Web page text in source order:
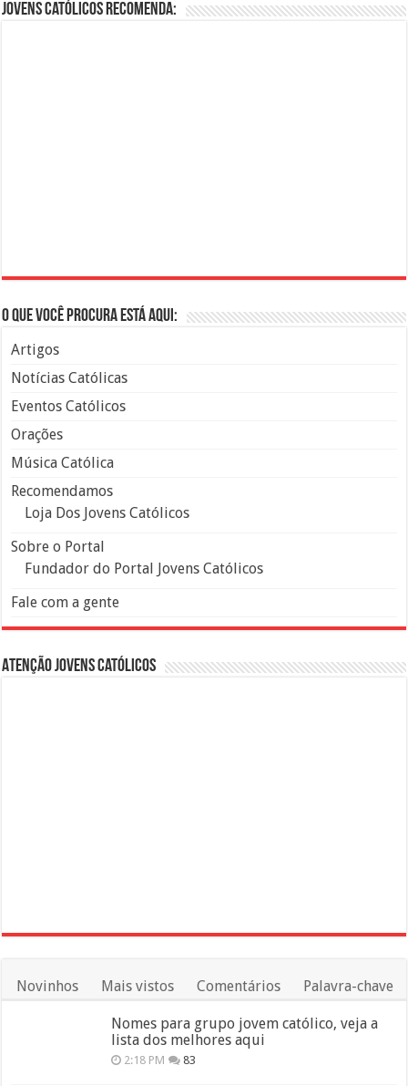
Jovens Católicos Recomenda:
O que você procura está aqui:
Artigos
Notícias Católicas
Eventos Católicos
Orações
Música Católica
Recomendamos
Loja Dos Jovens Católicos
Sobre o Portal
Fundador do Portal Jovens Católicos
Fale com a gente
Atenção Jovens Católicos
Novinhos Mais vistos Comentários Palavra-chave
Nomes para grupo jovem católico, veja a
lista dos melhores aqui
2:18 PM 83